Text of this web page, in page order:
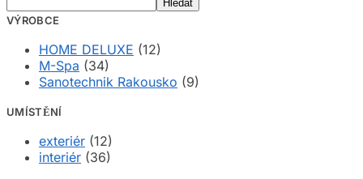
Hledat
VÝROBCE
HOME DELUXE (12)
M-Spa (34)
Sanotechnik Rakousko (9)
UMÍSTĚNÍ
exteriér (12)
interiér (36)